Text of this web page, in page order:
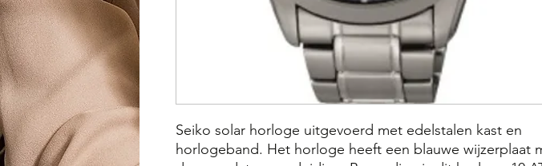
Seiko solar horloge uitgevoerd met edelstalen kast en
horlogeband. Het horloge heeft een blauwe wijzerplaat